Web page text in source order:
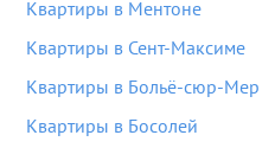
Квартиры в Ментоне
Квартиры в Сент-Максиме
Квартиры в Больё-сюр-Мер
Квартиры в Босолей